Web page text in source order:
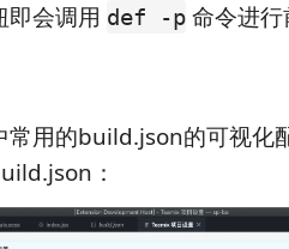
即会调用 def -p 命令进
常用的build.json的可视化
：